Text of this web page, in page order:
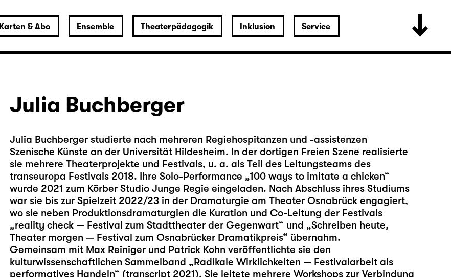
Karten & Abo Ensemble Theaterpädagogik Inklusion Service
Julia Buchberger
Julia Buchberger studierte nach mehreren Regiehospitanzen und -assistenzen
Szenische Künste an der Universität Hildesheim. In der dortigen Freien Szene realisierte
sie mehrere Theaterprojekte und Festivals, u. a. als Teil des Leitungsteams des
transeuropa Festivals 2018. Ihre Solo-Performance „100 ways to imitate a chicken“
wurde 2021 zum Körber Studio Junge Regie eingeladen. Nach Abschluss ihres Studiums
war sie bis zur Spielzeit 2022/23 in der Dramaturgie am Theater Osnabrück engagiert,
wo sie neben Produktionsdramaturgien die Kuration und Co-Leitung der Festivals
„reality check — Festival zum Stadttheater der Gegenwart“ und „Schreiben heute,
Theater morgen — Festival zum Osnabrücker Dramatikpreis“ übernahm.
Gemeinsam mit Max Reiniger und Patrick Kohn veröffentlichte sie den
kulturwissenschaftlichen Sammelband „Radikale Wirklichkeiten — Festivalarbeit als
performatives Handeln“ (transcript 2021). Sie leitete mehrere Workshops zur Verbindung